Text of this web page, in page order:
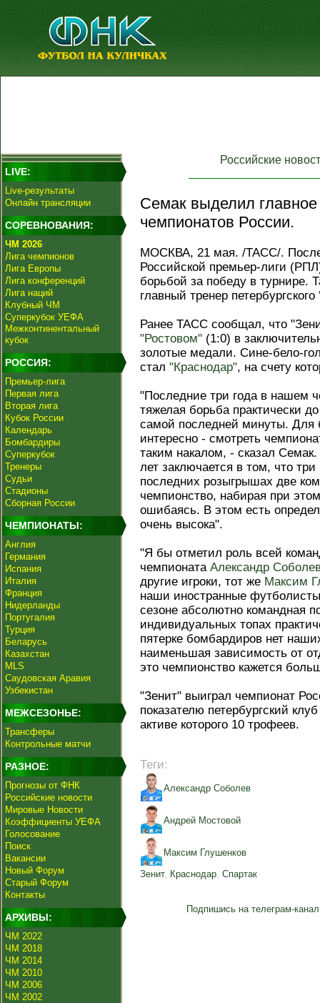
LIVE:
Live-результаты
Онлайн трансляции
СОРЕВНОВАНИЯ:
ЧМ 2026
Лига чемпионов
Лига Европы
Лига конференций
Лига наций
Клубный ЧМ
Суперкубок УЕФА
Межконтинентальный
кубок
РОССИЯ:
Премьер-лига
Первая лига
Вторая лига
Кубок России
Календарь
Бомбардиры
Суперкубок
Тренеры
Судьи
Стадионы
Сборная России
ЧЕМПИОНАТЫ:
Англия
Германия
Испания
Италия
Франция
Нидерланды
Португалия
Турция
Беларусь
Казахстан
MLS
Саудовская Аравия
Узбекистан
МЕЖСЕЗОНЬЕ:
Трансферы
Контрольные матчи
РАЗНОЕ:
Прогнозы от ФНК
Российские новости
Мировые Новости
Коэффициенты УЕФА
Голосование
Поиск
Вакансии
Новый Форум
Старый Форум
Контакты
АРХИВЫ:
ЧМ 2022
ЧМ 2018
ЧМ 2014
ЧМ 2010
ЧМ 2006
ЧМ 2002
Российские
Семак выделил главное
чемпионатов России.
МОСКВА, 21 мая. /ТАСС/.
Российской премьер-лиги
борьбой за победу в турнире.
главный тренер петербургского
Ранее ТАСС сообщал, что
"Ростовом" (1:0) в
золотые медали. Сине-бело-
стал "Краснодар", на счету
"Последние три года в нашем
тяжелая борьба практически
самой последней минуты. Для
интересно - смотреть
таким накалом, - сказал
лет заключается в том, что
последних розыгрышах две
чемпионство, набирая при
ошибаясь. В этом есть
очень высока".
"Я бы отметил роль всей
чемпионата Александр
другие игроки, тот же Максим
наши иностранные
сезоне абсолютно командная
индивидуальных топах
пятерке бомбардиров нет
наименьшая зависимость от
это чемпионство кажется
"Зенит" выиграл чемпионат
показателю петербургский
активе которого 10 трофеев.
Теги:
Александр Соболев
Андрей Мостовой
Максим Глушенков
Зенит, Краснодар, Спартак
Подпишись на телеграм-